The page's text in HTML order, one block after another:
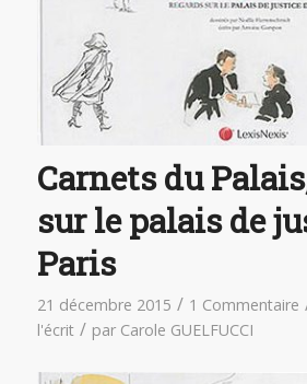
Carnets du
sur le palais de
Paris
21 décembre 2015 / 1 Commentaire
l'écrit / par Carole GUELFUCCI